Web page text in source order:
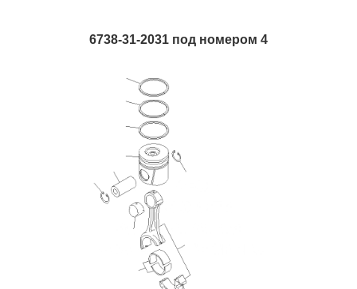
6738-31-2031 под номером 4